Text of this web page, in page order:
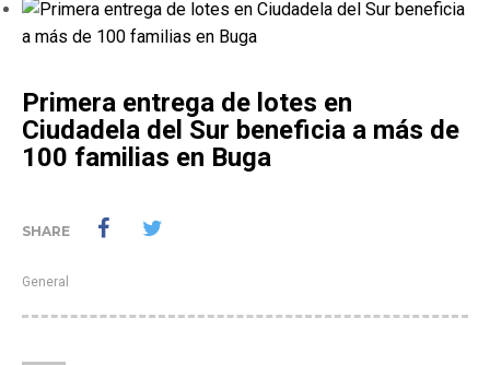
Primera entrega de lotes en
Ciudadela del Sur beneficia a más de
100 familias en Buga
SHARE
General